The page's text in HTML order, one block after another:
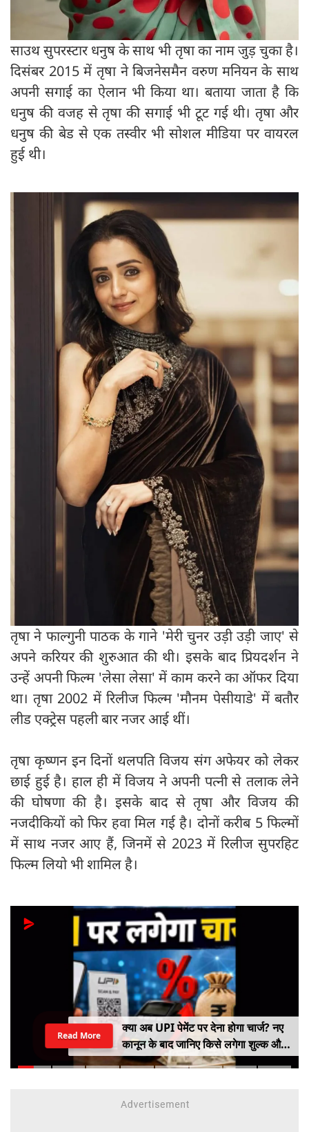
साउथ सुपरस्टार धनुष के साथ भी तृषा का नाम जुड़ चुका है।
दिसंबर 2015 में तृषा ने बिजनेसमैन वरुण मनियन के साथ
अपनी सगाई का ऐलान भी किया था। बताया जाता है कि
धनुष की वजह से तृषा की सगाई भी टूट गई थी। तृषा और
धनुष की बेड से एक तस्वीर भी सोशल मीडिया पर वायरल
हुई थी।
तृषा ने फाल्गुनी पाठक के गाने 'मेरी चुनर उड़ी उड़ी जाए' से
अपने करियर की शुरुआत की थी। इसके बाद प्रियदर्शन ने
उन्हें अपनी फिल्म 'लेसा लेसा' में काम करने का ऑफर दिया
था। तृषा 2002 में रिलीज फिल्म 'मौनम पेसीयाडे' में बतौर
लीड एक्ट्रेस पहली बार नजर आई थीं।
तृषा कृष्णन इन दिनों थलपति विजय संग अफेयर को लेकर
छाई हुई है। हाल ही में विजय ने अपनी पत्नी से तलाक लेने
की घोषणा की है। इसके बाद से तृषा और विजय की
नजदीकियों को फिर हवा मिल गई है। दोनों करीब 5 फिल्मों
में साथ नजर आए हैं, जिनमें से 2023 में रिलीज सुपरहिट
फिल्म लियो भी शामिल है।
क्या अब UPI पेमेंट पर देना होगा चार्ज? नए
कानून के बाद जानिए किसे लगेगा शुल्क और
किसे नहीं
Read More